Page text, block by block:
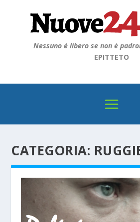
Nessuno è libero se non è
EPITTETO
CATEGORIA: